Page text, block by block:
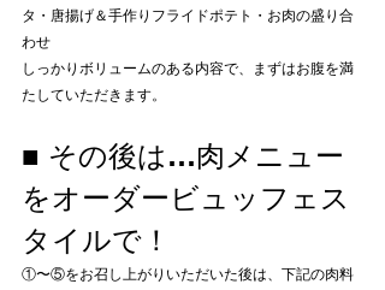
タ・唐揚げ＆手作りフライドポテト・お肉の盛り合
わせ
しっかりボリュームのある内容で、まずはお腹を満
たしていただきます。
■ その後は…肉メニュー
をオーダービュッフェス
タイルで！
①〜⑤をお召し上がりいただいた後は、下記の肉料